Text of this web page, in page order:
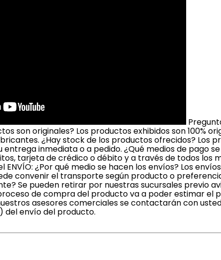
son originales? Los productos exhibidos son 100%
¿Hay stock de los productos ofrecidos? Los
inmediata o a pedido. ¿Qué medios de pago
tarjeta de crédico o débito y a través de todos los
ENVÍO: ¿Por qué medio se hacen los envíos? Los
convenir el transporte según producto o
Se pueden retirar por nuestras sucursales previo
de compra del producto va a poder estimar el
asesores comerciales se contactarán con
del envío del producto.